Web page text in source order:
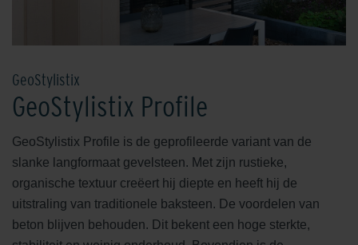
GeoStylistix
GeoStylistix Profile
GeoStylistix Profile is de geprofileerde variant van de
slanke langformaat gevelsteen. Met zijn rustieke,
organische textuur creëert hij diepte en heeft hij de
uitstraling van traditionele baksteen. De voordelen van
beton blijven behouden. Dit bekent een hoge sterkte,